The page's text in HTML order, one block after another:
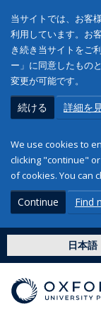
当サイトでは、お客
利用しています。お
き続き当サイトをご
ー」に同意したもの
変更が可能です。
続ける 詳細を
We use cookies to
clicking "continue"
of cookies. You can
Continue Find
日本語